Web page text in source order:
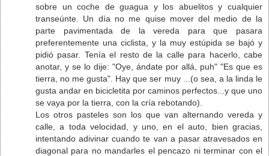
sobre un coche de guagua y los abuelitos y cualquier
transeúnte. Un día no me quise mover del medio de la
parte pavimentada de la vereda para que pasara
preferentemente una ciclista, y la muy estúpida se bajó y
pidió pasar. Tenía el resto de la calle para hacerlo, cabe
anotar, y se lo dije: "Oye, ándate por allá, puh" "Es que es
tierra, no me gusta". Hay que ser muy ...(o sea, a la linda le
gusta andar en bicicletita por caminos perfectos...y que uno
se vaya por la tierra, con la cría rebotando).
Los otros pasteles son los que van alternando vereda y
calle, a toda velocidad, y uno, en el auto, bien gracias,
intentando adivinar cuando te van a pasar atravesados en
diagonal para no mandarles el pencazo ni terminar con el